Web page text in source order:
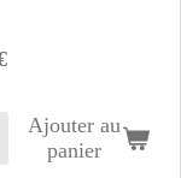
Ajouter au
panier